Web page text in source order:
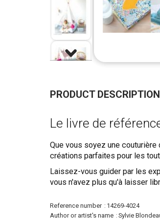
the
the
gallery
PRODUCT DESCRIPTION
Le livre de
Que vous soyez une
créations parfaites pour les
Laissez-vous guider par les
vous n'avez plus qu'à laisser
More
Information
Reference number
14269-4024
Author or artist's name
Sylvie